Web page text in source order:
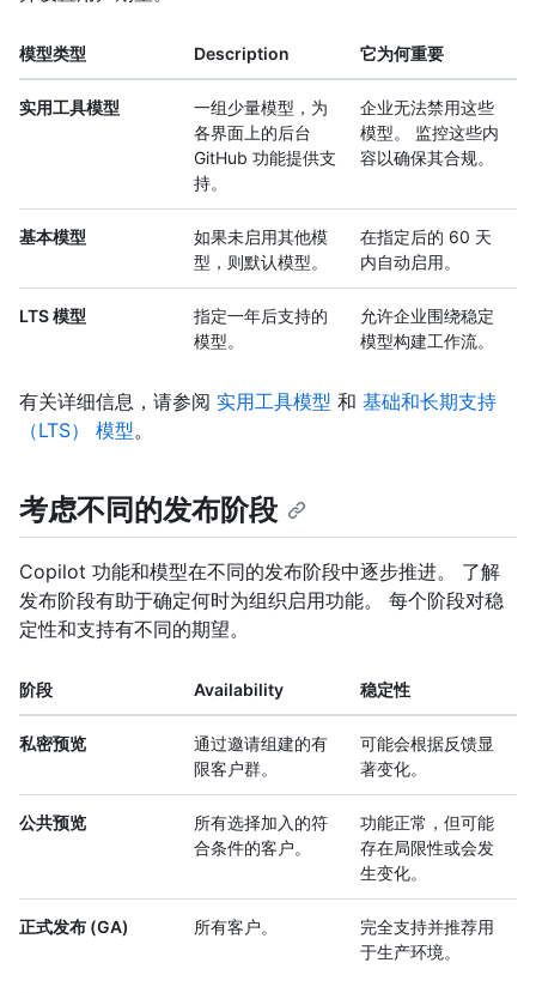
模型类型 Description 它为何重要
实用工具模型
一组少量模型，为
各界面上的后台
GitHub 功能提供支
持。
企业无法禁用这些
模型。 监控这些内
容以确保其合规。
基本模型
如果未启用其他模
型，则默认模型。
在指定后的 60 天
内自动启用。
LTS 模型
指定一年后支持的
模型。
允许企业围绕稳定
模型构建工作流。
有关详细信息，请参阅 实用工具模型 和 基础和长期支持
（LTS） 模型。
考虑不同的发布阶段
Copilot 功能和模型在不同的发布阶段中逐步推进。 了解
发布阶段有助于确定何时为组织启用功能。 每个阶段对稳
定性和支持有不同的期望。
阶段 Availability 稳定性
私密预览
通过邀请组建的有
限客户群。
可能会根据反馈显
著变化。
公共预览
所有选择加入的符
合条件的客户。
功能正常，但可能
存在局限性或会发
生变化。
正式发布 (GA) 所有客户。
完全支持并推荐用
于生产环境。